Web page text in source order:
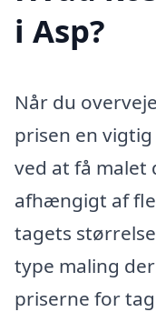
i Asp?
Når du
prisen en
ved at få malet
afhængigt af
tagets
type maling
priserne for